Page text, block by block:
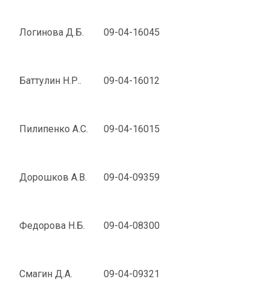
Логинова Д.Б. 09-04-16045
Баттулин Н.Р.. 09-04-16012
Пилипенко А.С. 09-04-16015
Дорошков А.В. 09-04-09359
Федорова Н.Б. 09-04-08300
Смагин Д.А. 09-04-09321